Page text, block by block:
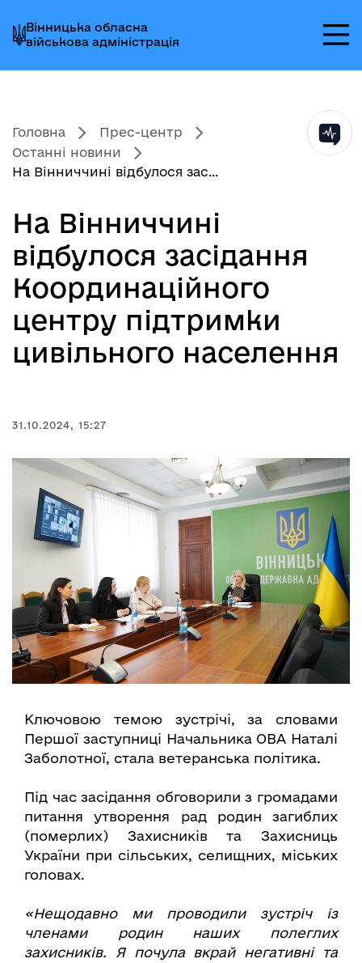
до
головного
меню
до
головного
вмісту
до
головного
колонтитула
Вінницька обласна
військова адміністрація
Головна
Прес-центр
Останні новини
На Вінниччині відбулося зас...
На Вінниччині
відбулося засідання
Координаційного
центру підтримки
цивільного населення
31.10.2024, 15:27
Ключовою темою зустрічі, за словами
Першої заступниці Начальника ОВА Наталі
Заболотної, стала ветеранська політика.
Під час засідання обговорили з громадами
питання утворення рад родин загиблих
(померлих) Захисників та Захисниць
України при сільських, селищних, міських
головах.
«Нещодавно ми проводили зустріч із
членами родин наших полеглих
захисників. Я почула вкрай негативні та